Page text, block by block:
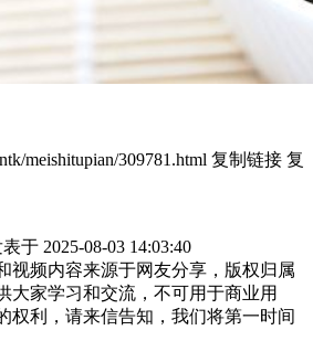
meishitupian/309781.html 复制链接 复
于 2025-08-03 14:03:40
视频内容来源于网友分享，版权归属
大家学习和交流，不可用于商业用
权利，请来信告知，我们将第一时间